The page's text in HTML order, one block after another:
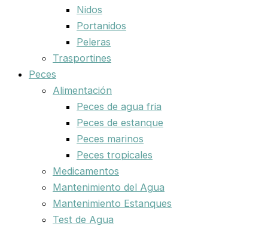
Nidos
Portanidos
Peleras
Trasportines
Peces
Alimentación
Peces de agua fria
Peces de estanque
Peces marinos
Peces tropicales
Medicamentos
Mantenimiento del Agua
Mantenimiento Estanques
Test de Agua